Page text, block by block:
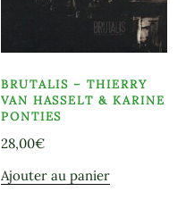
BRUTALIS – THIERRY
VAN HASSELT & KARINE
PONTIES
28,00€
Ajouter au panier